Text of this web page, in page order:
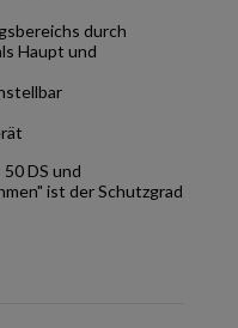
durch
Haupt und
DS und
ist der Schutzgrad